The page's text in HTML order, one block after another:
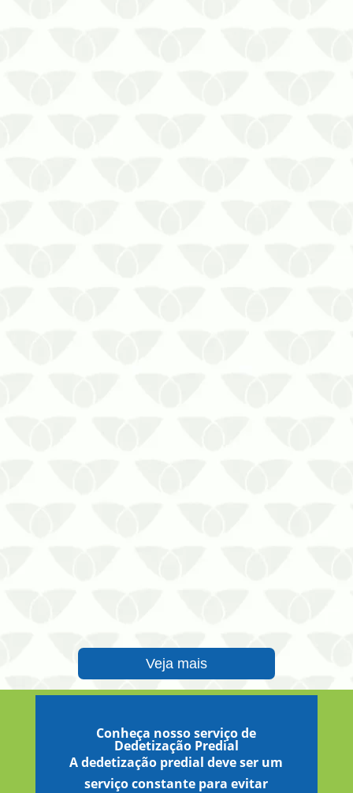
Veja mais
Conheça nosso serviço de
Dedetização Predial
A dedetização predial deve ser um
serviço constante para evitar